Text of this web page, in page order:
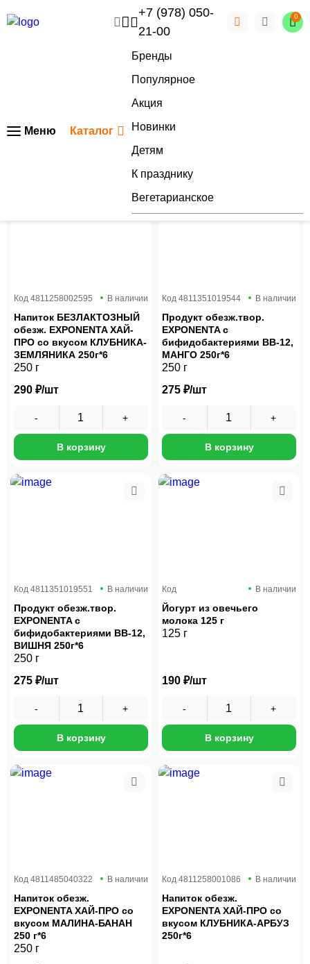
+7 (978) 050-
21-00
0
Меню Каталог
Бренды
Популярное
Акция
Новинки
Детям
К празднику
Вегетарианское
Бренд По наличию
сбросить
Код 4811258002595 В наличии
Напиток БЕЗЛАКТОЗНЫЙ
обезж. EXPONENTA ХАЙ-
ПРО со вкусом КЛУБНИКА-
ЗЕМЛЯНИКА 250г*6
250 г
290 ₽/шт
В корзину
Код 4811351019544 В наличии
Продукт обезж.твор.
EXPONENTA с
бифидобактериями ВВ-12,
МАНГО 250г*6
250 г
275 ₽/шт
В корзину
Код 4811351019551 В наличии
Продукт обезж.твор.
EXPONENTA с
бифидобактериями ВВ-12,
ВИШНЯ 250г*6
250 г
275 ₽/шт
В корзину
Код В наличии
Йогурт из овечьего
молока 125 г
125 г
190 ₽/шт
В корзину
Код 4811485040322 В наличии
Напиток обезж.
EXPONENTA ХАЙ-ПРО со
вкусом МАЛИНА-БАНАН
250 г*6
250 г
Код 4811258001086 В наличии
Напиток обезж.
EXPONENTA ХАЙ-ПРО со
вкусом КЛУБНИКА-АРБУЗ
250г*6